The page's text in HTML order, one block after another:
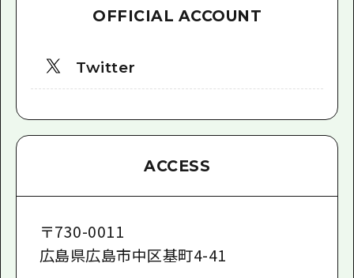
OFFICIAL ACCOUNT
Twitter
ACCESS
〒730-0011
広島県広島市中区基町4-41